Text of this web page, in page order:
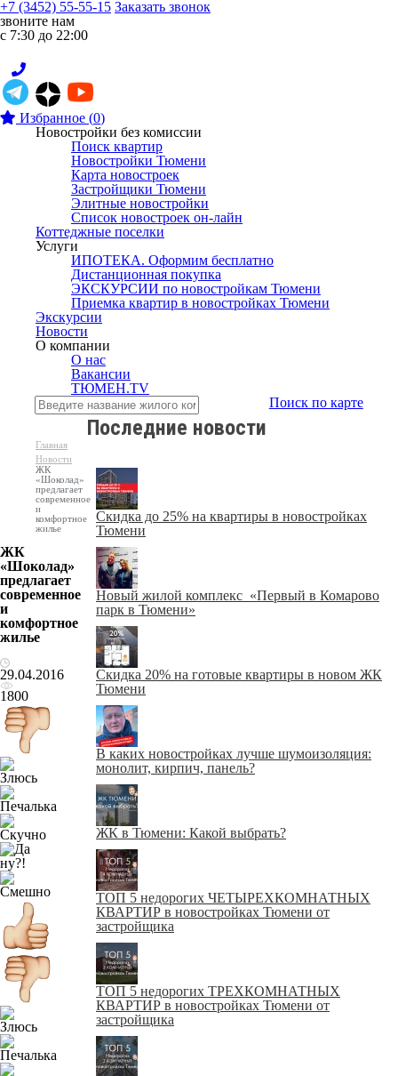
+7 (3452) 55-55-15 Заказать звонок
звоните нам
с 7:30 до 22:00
Избранное (0)
Новостройки без комиссии
Поиск квартир
Новостройки Тюмени
Карта новостроек
Застройщики Тюмени
Элитные новостройки
Список новостроек он-лайн
Коттеджные поселки
Услуги
ИПОТЕКА. Оформим бесплатно
Дистанционная покупка
ЭКСКУРСИИ по новостройкам Тюмени
Приемка квартир в новостройках Тюмени
Экскурсии
Новости
О компании
О нас
Вакансии
ТЮМЕН.TV
Поиск по карте
Главная
Новости
ЖК
«Шоколад»
предлагает
современное
и
комфортное
жилье
ЖК
«Шоколад»
предлагает
современное
и
комфортное
жилье
29.04.2016
1800
Последние новости
Скидка до 25% на квартиры в новостройках
Тюмени
Новый жилой комплекс «Первый в Комарово
парк в Тюмени»
Скидка 20% на готовые квартиры в новом ЖК
Тюмени
В каких новостройках лучше шумоизоляция:
монолит, кирпич, панель?
ЖК в Тюмени: Какой выбрать?
ТОП 5 недорогих ЧЕТЫРЕХКОМНАТНЫХ
КВАРТИР в новостройках Тюмени от
застройщика
ТОП 5 недорогих ТРЕХКОМНАТНЫХ
КВАРТИР в новостройках Тюмени от
застройщика